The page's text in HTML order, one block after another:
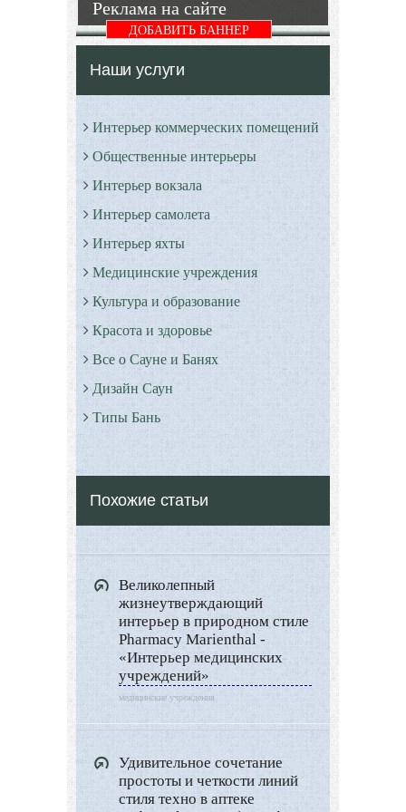
Подробнее
Реклама на сайте
ДОБАВИТЬ БАННЕР
Наши услуги
Интерьер коммерческих помещений
Общественные интерьеры
Интерьер вокзала
Интерьер самолета
Интерьер яхты
Медицинские учреждения
Культура и образование
Красота и здоровье
Все о Сауне и Банях
Дизайн Саун
Типы Бань
Декор
Двор и сад
Архитектура
Дизайн интерьера
Ландшафтный дизайн
LIMITED EDITION
Видео новости
Дизайн разное
Другие услуги
Похожие статьи
Великолепный
жизнеутверждающий
интерьер в природном стиле
Pharmacy Marienthal -
«Интерьер медицинских
учреждений»
медицинские учреждения
Удивительное сочетание
простоты и четкости линий
стиля техно в аптеке